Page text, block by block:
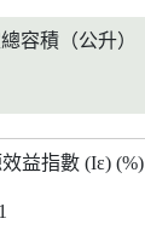
容積（公升）
益指數 (Iε) (%)